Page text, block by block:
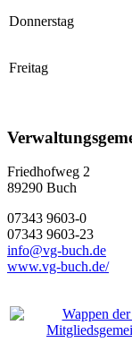
Donnerstag
Freitag
Friedhofweg 2
89290 Buch
07343 9603-0
07343 9603-23
info@vg-buch.de
www.vg-buch.de/